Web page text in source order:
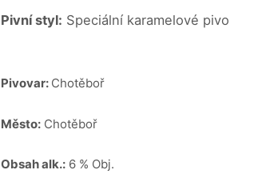
Pivní styl: Speciální karamelové pivo
Pivovar: Chotěboř
Město: Chotěboř
Obsah alk.: 6 % Obj.